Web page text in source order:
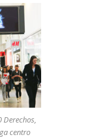
Derechos,
centro